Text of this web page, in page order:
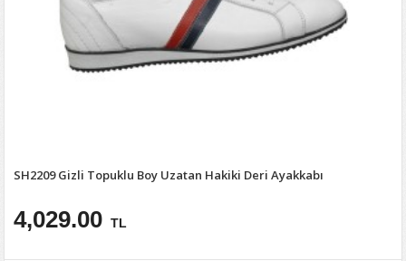
SH2209 Gizli Topuklu Boy Uzatan Hakiki Deri Ayakkabı
4,029.00 TL